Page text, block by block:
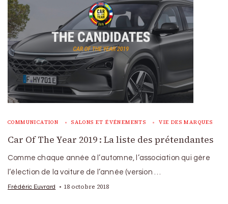
COMMUNICATION SALONS ET ÉVÉNEMENTS VIE DES MARQUES
Car Of The Year 2019 : La liste des prétendantes
Comme chaque année à l’automne, l’association qui gère
l’élection de la voiture de l’année (version …
Frédéric Euvrard 18 octobre 2018